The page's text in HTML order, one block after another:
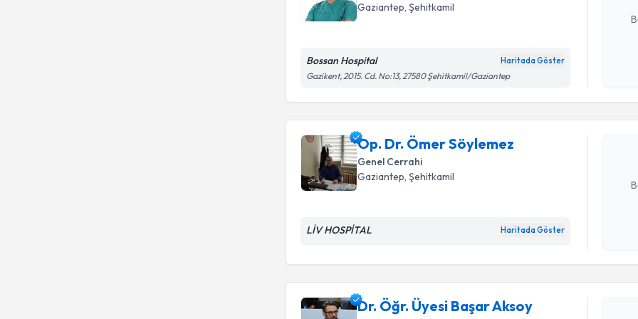
Gaziantep, Şehitkamil
Bossan Hospital Haritada Göster
Gazikent, 2015. Cd. No:13, 27580 Şehitkamil/Gaziantep
Op. Dr. Ömer Söylemez
Genel Cerrahi
Gaziantep, Şehitkamil
LİV HOSPİTAL Haritada Göster
Size bu
Dr. Öğr. Üyesi Başar Aksoy
Randevu
Dr. Öğr.